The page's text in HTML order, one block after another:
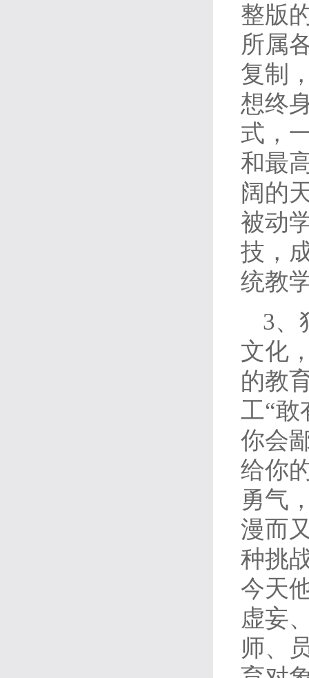
整版
所属
复制
想终
式，
和最
阔的
被动
技，
统教
3、
文化
的教
工“敢
你会
给你
勇气
漫而
种挑
今天
虚妄
师、